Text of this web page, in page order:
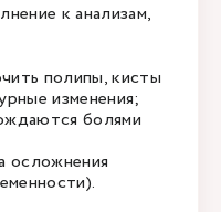
к анализам,
полипы, кисты
изменения;
болями
осложнения